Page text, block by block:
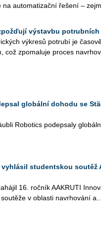
na au­to­ma­ti­zač­ní ře­še­ní –
výstavbu potrubních
vý­kre­sů po­tru­bí je
což zpo­ma­lu­je pro­ces
globální dohodu se
Ro­bo­tics po­de­psa­ly
studentskou soutěž
16. roč­ník AA­KRU­TI
v ob­las­ti na­vr­ho­vá­ní a...